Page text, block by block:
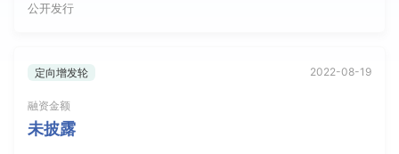
公开发行
定向增发轮 2022-08-19
融资金额
未披露